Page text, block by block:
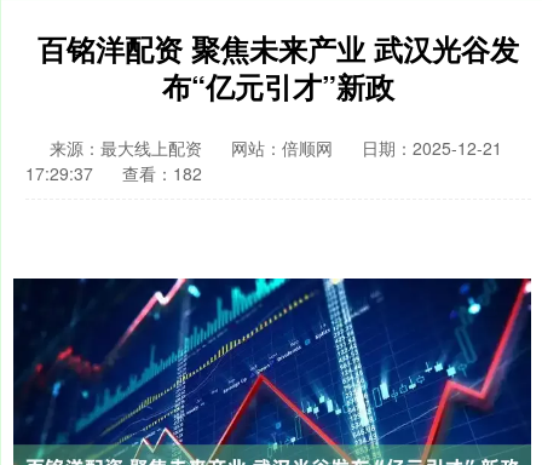
百铭洋配资 聚焦未来产业 武汉光谷发
布“亿元引才”新政
来源：最大线上配资 网站：倍顺网
日期：2025-12-21
17:29:37
查看：182